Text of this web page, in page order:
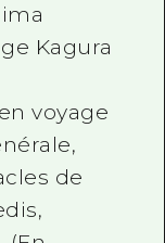
Kagura
voyage
de